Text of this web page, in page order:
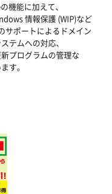
機能に加えて、
情報保護 (WIP)など
ポートによるドメイン
テムへの対応、
プログラムの管理な
す。